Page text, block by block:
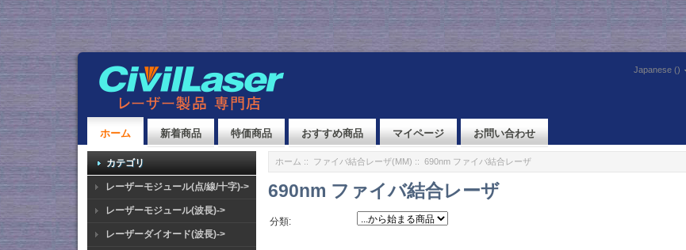
Japanese ()
ホーム 新着商品 特価商品 おすすめ商品 マイページ お問い合わせ
カテゴリ
レーザーモジュール(点/線/十字)->
レーザーモジュール(波長)->
レーザーダイオード(波長)->
ホーム :: ファイバ結合レーザ(MM) :: 690nm ファイバ結合レーザ
690nm ファイバ結合レーザ
分類: